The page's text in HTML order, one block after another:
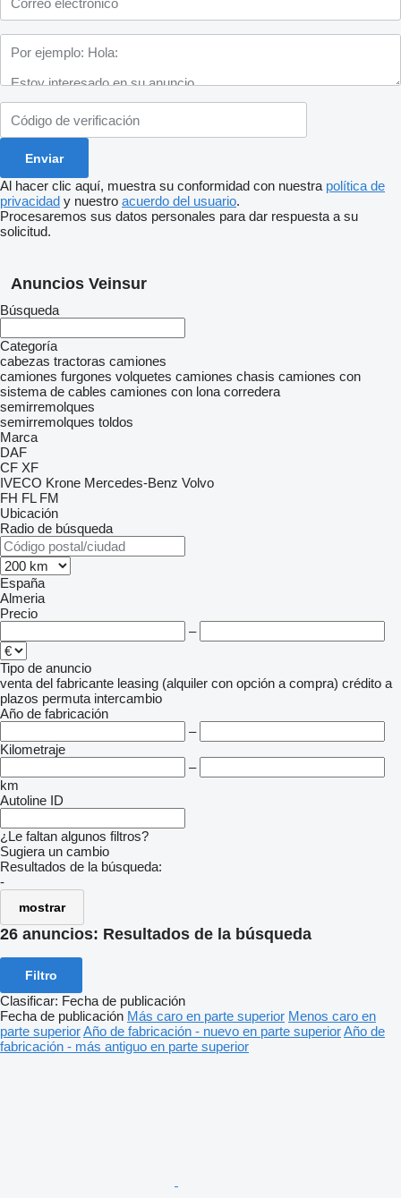
Al hacer clic aquí, muestra su conformidad con nuestra política de
privacidad y nuestro acuerdo del usuario.
Procesaremos sus datos personales para dar respuesta a su
solicitud.
Anuncios Veinsur
Búsqueda
Categoría
cabezas tractoras camiones
camiones furgones volquetes camiones chasis camiones con
sistema de cables camiones con lona corredera
semirremolques
semirremolques toldos
Marca
DAF
CF XF
IVECO Krone Mercedes-Benz Volvo
FH FL FM
Ubicación
Radio de búsqueda
España
Almeria
Precio
–
Tipo de anuncio
venta del fabricante leasing (alquiler con opción a compra) crédito a
plazos permuta intercambio
Año de fabricación
–
Kilometraje
–
km
Autoline ID
¿Le faltan algunos filtros?
Sugiera un cambio
Resultados de la búsqueda:
-
mostrar
26 anuncios: Resultados de la búsqueda
Filtro
Clasificar: Fecha de publicación
Fecha de publicación Más caro en parte superior Menos caro en
parte superiorAño de fabricación - nuevo en parte superiorAño de
fabricación - más antiguo en parte superior